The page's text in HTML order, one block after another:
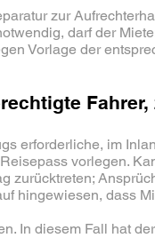
zur
darf der
Vorlage der
erforderliche, im
vorlegen.
zurücktreten;
hingewiesen, dass
In diesem Fall hat